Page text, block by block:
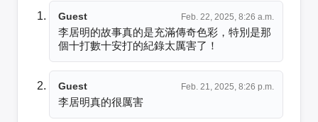
Guest Feb. 22, 2025, 8:26 a.m.
李居明的故事真的是充滿傳奇色彩，特別是那
個十打數十安打的紀錄太厲害了！
Guest Feb. 21, 2025, 8:26 p.m.
李居明真的很厲害